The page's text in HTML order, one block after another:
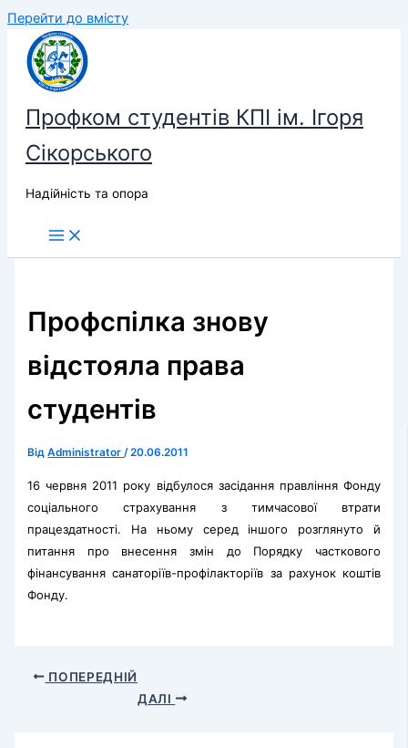
Перейти до вмісту
Профком студентів КПІ ім. Ігоря
Сікорського
Надійність та опора
Профспілка знову
відстояла права
студентів
ВідAdministrator/20.06.2011
16 червня 2011 року відбулося засідання правління Фонду
соціального страхування з тимчасової втрати
працездатності. На ньому серед іншого розглянуто й
питання про внесення змін до Порядку часткового
фінансування санаторіїв-профілакторіїв за рахунок коштів
Фонду.
ПОПЕРЕДНІЙ
ДАЛІ